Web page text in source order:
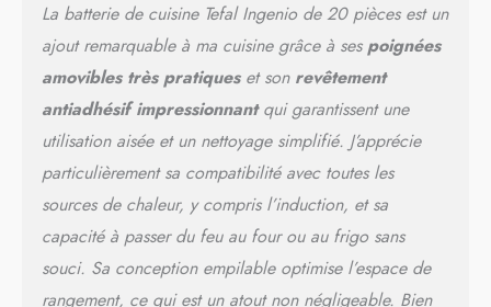
leur formule assurant une
longévité optimale de vos
poêles et casseroles
INDICATEUR DE
DEMARRAGE DE CUISSON
: l’innovation Thermo-Signal
change de couleur quand
vous pouvez démarrer la
cuisson, pour une saisie
parfaite à chaque usage
ACIER INOXYDABLE
GARANTI 5 ANS :
garantissant des
La batterie de cuisine Tefal Ingenio de 20 pièces est un
ajout remarquable à ma cuisine grâce à ses poignées
amovibles très pratiqueset son revêtement
antiadhésif impressionnantqui garantissent une
utilisation aisée et un nettoyage simplifié. J’apprécie
particulièrement sa compatibilité avec toutes les
sources de chaleur, y compris l’induction, et sa
capacité à passer du feu au four ou au frigo sans
souci. Sa conception empilable optimise l’espace de
rangement, ce qui est un atout non négligeable. Bien